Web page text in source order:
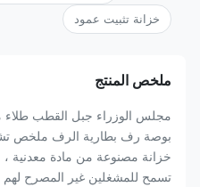
خزانة تثبيت عمود
ملخص المنتج
بوصة رف بطارية الرف ملخص
خزانة مصنوعة من مادة معدنية
تسمح للمشغلين غير المصرح